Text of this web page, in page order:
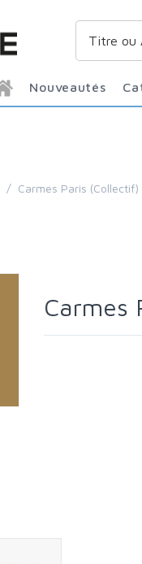
Nouveautés
/ Carmes Paris (Collectif)